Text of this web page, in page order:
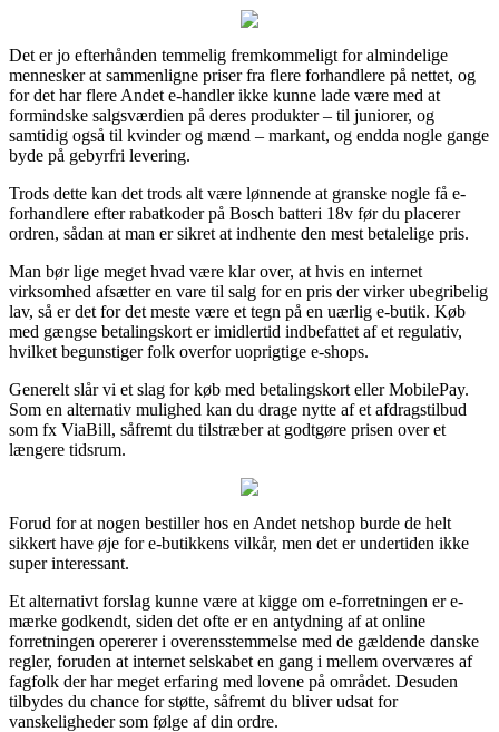
Det er jo efterhånden temmelig fremkommeligt for almindelige
mennesker at sammenligne priser fra flere forhandlere på nettet, og
for det har flere Andet e-handler ikke kunne lade være med at
formindske salgsværdien på deres produkter – til juniorer, og
samtidig også til kvinder og mænd – markant, og endda nogle gange
byde på gebyrfri levering.
Trods dette kan det trods alt være lønnende at granske nogle få e-
forhandlere efter rabatkoder på Bosch batteri 18v før du placerer
ordren, sådan at man er sikret at indhente den mest betalelige pris.
Man bør lige meget hvad være klar over, at hvis en internet
virksomhed afsætter en vare til salg for en pris der virker ubegribelig
lav, så er det for det meste være et tegn på en uærlig e-butik. Køb
med gængse betalingskort er imidlertid indbefattet af et regulativ,
hvilket begunstiger folk overfor uoprigtige e-shops.
Generelt slår vi et slag for køb med betalingskort eller MobilePay.
Som en alternativ mulighed kan du drage nytte af et afdragstilbud
som fx ViaBill, såfremt du tilstræber at godtgøre prisen over et
længere tidsrum.
Forud for at nogen bestiller hos en Andet netshop burde de helt
sikkert have øje for e-butikkens vilkår, men det er undertiden ikke
super interessant.
Et alternativt forslag kunne være at kigge om e-forretningen er e-
mærke godkendt, siden det ofte er en antydning af at online
forretningen opererer i overensstemmelse med de gældende danske
regler, foruden at internet selskabet en gang i mellem overværes af
fagfolk der har meget erfaring med lovene på området. Desuden
tilbydes du chance for støtte, såfremt du bliver udsat for
vanskeligheder som følge af din ordre.